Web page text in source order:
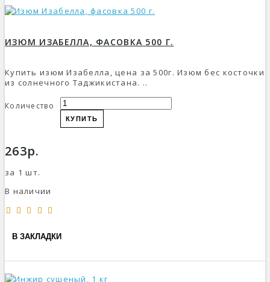
ИЗЮМ ИЗАБЕЛЛА, ФАСОВКА 500 Г.
Купить изюм Изабелла, цена за 500г. Изюм бес косточки
из солнечного Таджикистана. ..
Количество
КУПИТЬ
263р.
за 1 шт.
В наличии
В ЗАКЛАДКИ